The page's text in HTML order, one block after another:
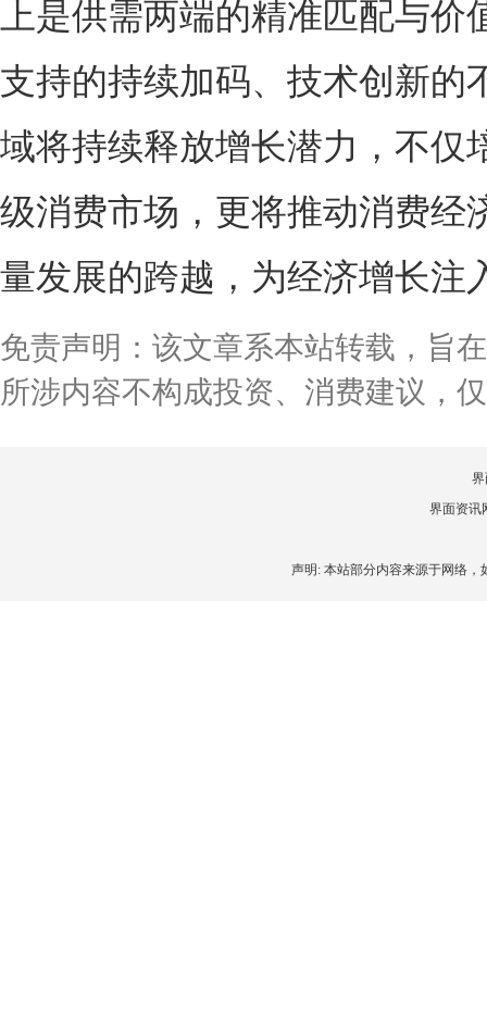
上是供需两端的精准匹配与
支持的持续加码、技术创新的
域将持续释放增长潜力，不仅
级消费市场，更将推动消费经
量发展的跨越，为经济增长注
免责声明：该文章系本站转载，旨
所涉内容不构成投资、消费建议，
界
界面资讯
声明: 本站部分内容来源于网络